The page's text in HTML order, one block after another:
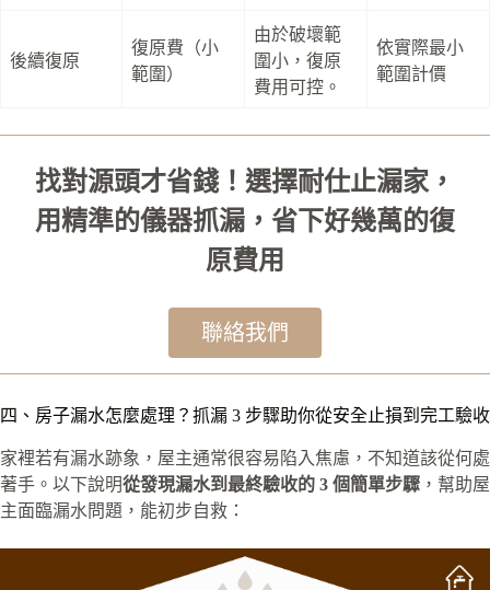
後續復原
復原費（小
範圍）
由於破壞範
圍小，復原
費用可控。
依實際最小
範圍計價
找對源頭才省錢！選擇耐仕止漏家，
用精準的儀器抓漏，省下好幾萬的復
原費用
聯絡我們
四、房子漏水怎麼處理？抓漏 3 步驟助你從安全止損到完工驗收
家裡若有漏水跡象，屋主通常很容易陷入焦慮，不知道該從何處
著手。以下說明從發現漏水到最終驗收的 3 個簡單步驟 ，幫助屋
主面臨漏水問題，能初步自救：